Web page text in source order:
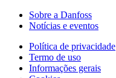
Sobre a Danfoss
Notícias e eventos
Política de privacidade
Termo de uso
Informações gerais